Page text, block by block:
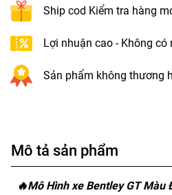
Ship cod Kiểm tra hàng
Lợi nhuận cao - Không có
Sản phẩm không thương
Mô tả sản phẩm
🔥Mô Hình xe Bentley GT